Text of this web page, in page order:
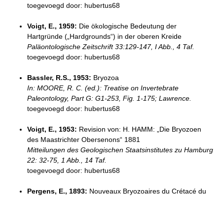
toegevoegd door: hubertus68
Voigt, E., 1959: Die ökologische Bedeutung der
Hartgründe („Hardgrounds“) in der oberen Kreide
Paläontologische Zeitschrift 33:129-147, I Abb., 4 Taf.
toegevoegd door: hubertus68
Bassler, R.S., 1953: Bryozoa
In: MOORE, R. C. (ed.): Treatise on Invertebrate
Paleontology, Part G: G1-253, Fig. 1-175; Lawrence.
toegevoegd door: hubertus68
Voigt, E., 1953: Revision von: H. HAMM: „Die Bryozoen
des Maastrichter Obersenons“ 1881
Mitteilungen des Geologischen Staatsinstitutes zu Hamburg
22: 32-75, 1 Abb., 14 Taf.
toegevoegd door: hubertus68
Pergens, E., 1893: Nouveaux Bryozoaires du Crétacé du